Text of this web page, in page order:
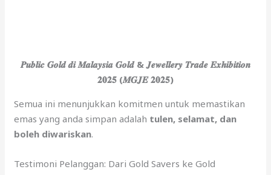
𝑷𝒖𝒃𝒍𝒊𝒄 𝑮𝒐𝒍𝒅 𝒅𝒊 𝑴𝒂𝒍𝒂𝒚𝒔𝒊𝒂 𝑮𝒐𝒍𝒅 & 𝑱𝒆𝒘𝒆𝒍𝒍𝒆𝒓𝒚 𝑻𝒓𝒂𝒅𝒆 𝑬𝒙𝒉𝒊𝒃𝒊𝒕𝒊𝒐𝒏
Semua ini menunjukkan komitmen untuk memastikan